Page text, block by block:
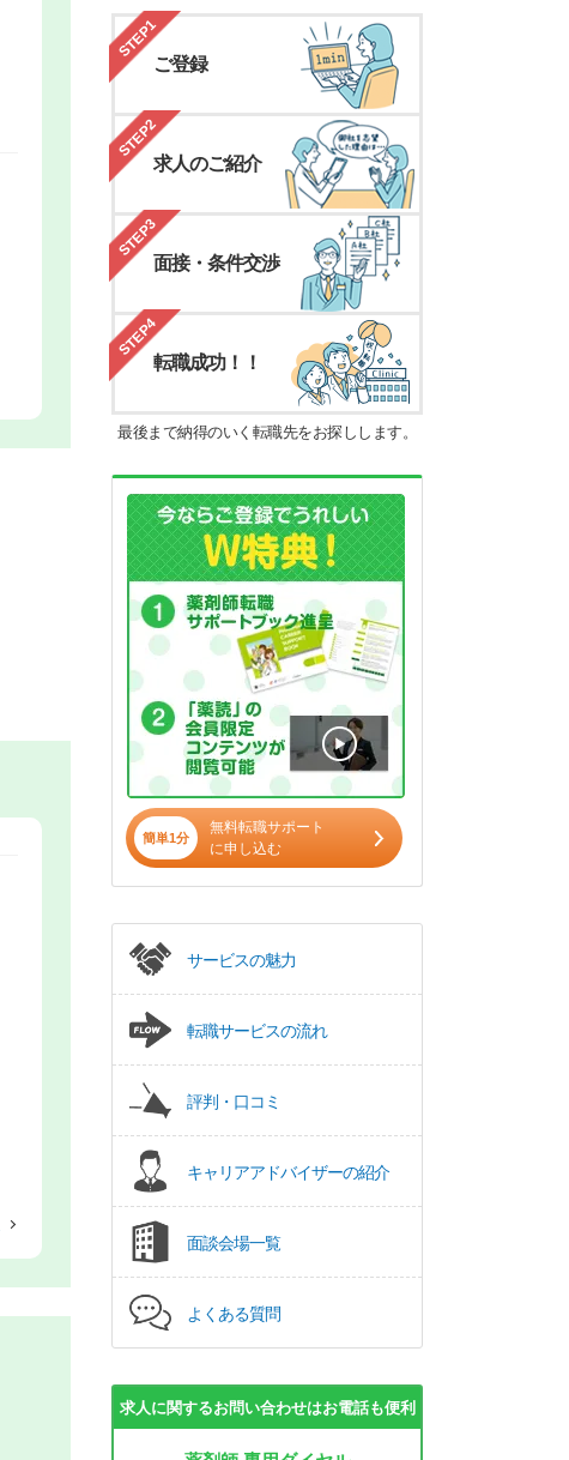
STEP1
ご登録
STEP2
求人のご紹介
STEP3
面接・条件交渉
STEP4
転職成功！！
最後まで納得のいく転職先をお探しします。
簡単1分
無料転職サポート
に申し込む
サービスの魅力
転職サービスの流れ
評判・口コミ
キャリアアドバイザーの紹介
面談会場一覧
よくある質問
求人に関するお問い合わせはお電話も便利